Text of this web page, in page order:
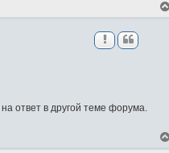
на ответ в другой теме форума.